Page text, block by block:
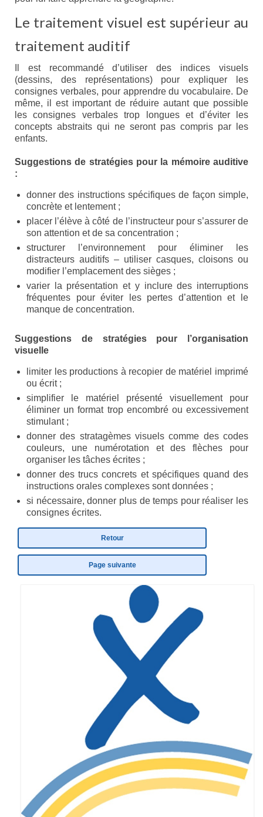
Lui trouver des activités de jour
Lui trouver un hébergement
Espace Entourage
Espace Professionnels
Première ligne
Paramédicaux
Enseignants
Mouvements de jeunesse
Accompagnants
Chercheurs
Scientific Advisory Board
Espace Presse
Espace Membres
Témoignages
Nos publications
Accès Conseil d’administration
Le traitement visuel est supérieur au
traitement auditif
Il est recommandé d’utiliser des indices visuels
(dessins, des représentations) pour expliquer les
consignes verbales, pour apprendre du vocabulaire. De
même, il est important de réduire autant que possible
les consignes verbales trop longues et d’éviter les
concepts abstraits qui ne seront pas compris par les
enfants.
Suggestions de stratégies pour la mémoire auditive
:
donner des instructions spécifiques de façon simple,
concrète et lentement ;
placer l’élève à côté de l’instructeur pour s’assurer de
son attention et de sa concentration ;
structurer l’environnement pour éliminer les
distracteurs auditifs – utiliser casques, cloisons ou
modifier l’emplacement des sièges ;
varier la présentation et y inclure des interruptions
fréquentes pour éviter les pertes d’attention et le
manque de concentration.
Suggestions de stratégies pour l’organisation
visuelle
limiter les productions à recopier de matériel imprimé
ou écrit ;
simplifier le matériel présenté visuellement pour
éliminer un format trop encombré ou excessivement
stimulant ;
donner des stratagèmes visuels comme des codes
couleurs, une numérotation et des flèches pour
organiser les tâches écrites ;
donner des trucs concrets et spécifiques quand des
instructions orales complexes sont données ;
si nécessaire, donner plus de temps pour réaliser les
consignes écrites.
Retour
Page suivante